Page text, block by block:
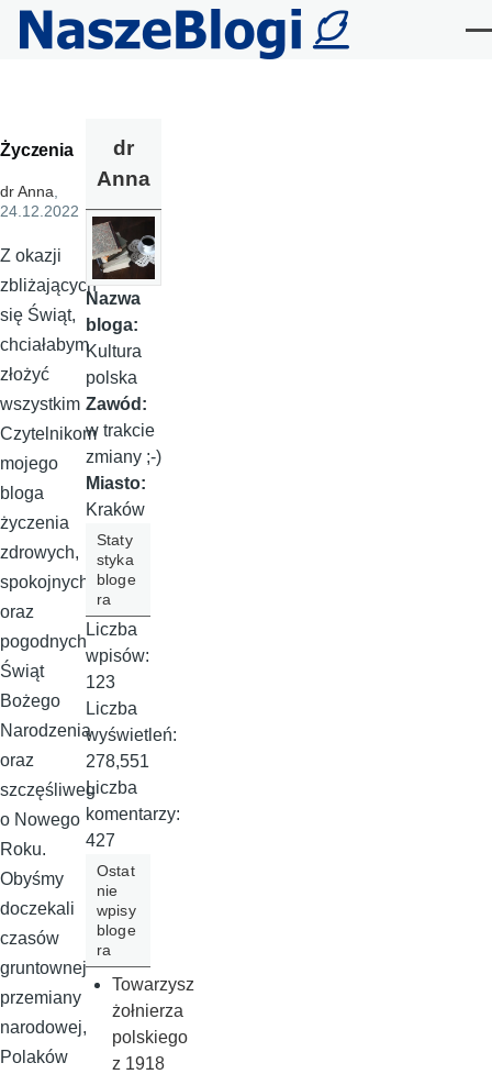
Przejdź do treści
Życzenia
dr Anna,
24.12.2022
Z okazji
zbliżających
się Świąt,
chciałabym
złożyć
wszystkim
Czytelnikom
mojego
bloga
życzenia
zdrowych,
spokojnych
oraz
pogodnych
Świąt
Bożego
Narodzenia
oraz
szczęśliweg
o Nowego
Roku.
Obyśmy
doczekali
czasów
gruntownej
przemiany
narodowej,
Polaków
dr
Anna
Nazwa
bloga:
Kultura
polska
Zawód:
w trakcie
zmiany ;-)
Miasto:
Kraków
Staty
styka
bloge
ra
Liczba
wpisów:
123
Liczba
wyświetleń:
278,551
Liczba
komentarzy:
427
Ostat
nie
wpisy
bloge
ra
Towarzysz
żołnierza
polskiego
z 1918